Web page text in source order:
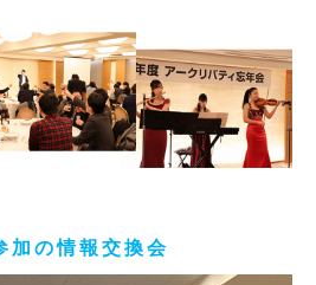
加の情報交換会